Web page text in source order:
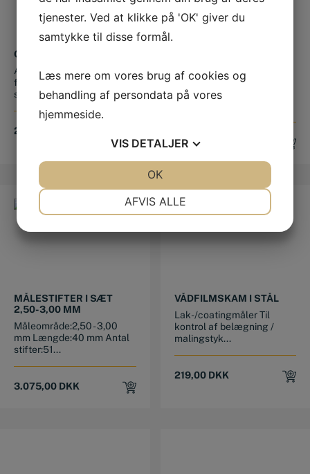
OVERFLADE NORMAL
Anvendes til syns- og
følesammenligning 30
sammenligning...
2.889,00
MM
Til hurtig positionering af
spindlens, placering i
forhold t...
1.300,00
MÅLESTIFTER I SÆT
2,50-3,00 MM
Måleområde:2,50 - 3,00
mm Længde:40 mm Antal
stifter:51...
3.075,00 DKK
VÅDFILMSKAM I STÅL
Lak-/coatingmåler Til
kontrol af belægning /
malingstyk...
219,00 DKK
tjenester. Ved at klikke på 'OK' giver du
samtykke til disse formål.
Læs mere om vores brug af cookies og
behandling af persondata på vores
hjemmeside.
VIS DETALJER
AFVIS ALLE
OK